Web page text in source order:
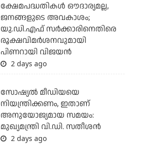
ക്ഷേമപദ്ധതികള്‍ ഔദാര്യമല്ല,
ജനങ്ങളുടെ അവകാശം;
യു.ഡി.എഫ് സര്‍ക്കാരിനെതിരെ
രൂക്ഷവിമര്‍ശനവുമായി
പിണറായി വിജയന്‍
2 days ago
സോഷ്യല്‍ മീഡിയയെ
നിയന്ത്രിക്കണം, ഇതാണ്
അനുയോജ്യമായ സമയം:
മുഖ്യമന്ത്രി വി.ഡി. സതീശന്‍
2 days ago